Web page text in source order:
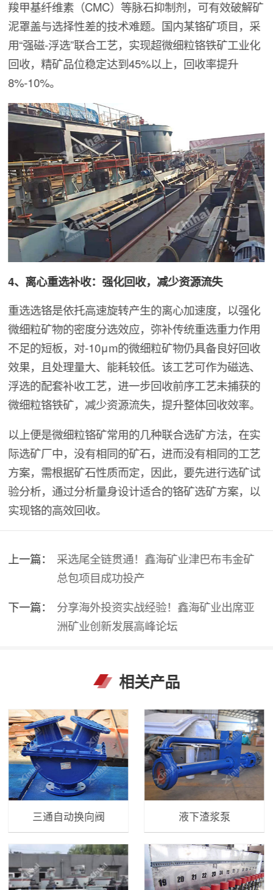
羧甲基纤维素（CMC）等脉石抑制剂，可有效破解矿
泥罩盖与选择性差的技术难题。国内某铬矿项目，采
用“强磁-浮选”联合工艺，实现超微细粒铬铁矿工业化
回收，精矿品位稳定达到45%以上，回收率提升
8%-10%。
4、离心重选补收：强化回收，减少资源流失
重选选铬是依托高速旋转产生的离心加速度，以强化
微细粒矿物的密度分选效应，弥补传统重选重力作用
不足的短板，对-10μm的微细粒矿物仍具备良好回收
效果，且处理量大、能耗较低。该工艺可作为磁选、
浮选的配套补收工艺，进一步回收前序工艺未捕获的
微细粒铬铁矿，减少资源流失，提升整体回收效率。
以上便是微细粒铬矿常用的几种联合选矿方法，在实
际选矿厂中，没有相同的矿石，进而没有相同的工艺
方案，需根据矿石性质而定，因此，要先进行选矿试
验分析，通过分析量身设计适合的铬矿选矿方案，以
实现铬的高效回收。
上一篇：
采选尾全链贯通！鑫海矿业津巴布韦金矿
总包项目成功投产
下一篇：
分享海外投资实战经验！鑫海矿业出席亚
洲矿业创新发展高峰论坛
相关产品
三通自动换向阀 液下渣浆泵